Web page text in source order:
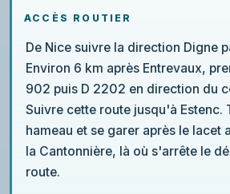
ACCÈS ROUTIER
De Nice suivre la direction Digne par
Environ 6 km après Entrevaux,
902 puis D 2202 en direction du col de la Cayolle.
Suivre cette route jusqu'à Estenc. Traverser le
hameau et se garer après le lacet au-dessus du gîte
la Cantonnière, là où s'arrête le
route.